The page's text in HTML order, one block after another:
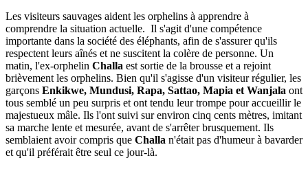
Les visiteurs sauvages aident les orphelins à apprendre à
comprendre la situation actuelle. Il s'agit d'une compétence
importante dans la société des éléphants, afin de s'assurer qu'ils
respectent leurs aînés et ne suscitent la colère de personne. Un
matin, l'ex-orphelin Challa est sortie de la brousse et a rejoint
brièvement les orphelins. Bien qu'il s'agisse d'un visiteur régulier, les
garçons Enkikwe, Mundusi, Rapa, Sattao, Mapia et Wanjala ont
tous semblé un peu surpris et ont tendu leur trompe pour accueillir le
majestueux mâle. Ils l'ont suivi sur environ cinq cents mètres, imitant
sa marche lente et mesurée, avant de s'arrêter brusquement. Ils
semblaient avoir compris que Challa n'était pas d'humeur à bavarder
et qu'il préférait être seul ce jour-là.